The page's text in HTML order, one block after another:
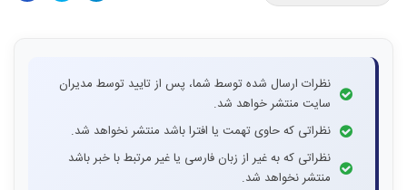
نظرات ارسال شده توسط شما، پس از تایید توسط مدیران
سایت منتشر خواهد شد.
نظراتی که حاوی تهمت یا افترا باشد منتشر نخواهد شد.
نظراتی که به غیر از زبان فارسی یا غیر مرتبط با خبر باشد
منتشر نخواهد شد.